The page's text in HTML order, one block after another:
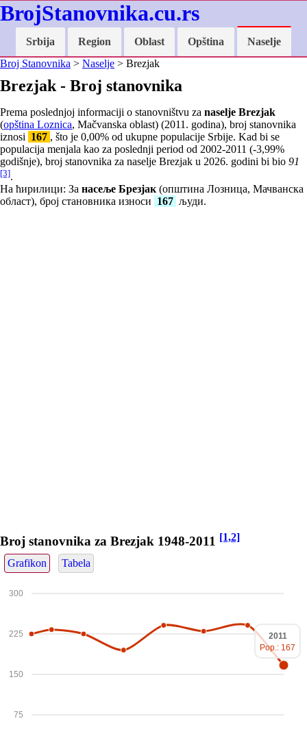
BrojStanovnika.cu.rs
Srbija Region Oblast Opština
Naselje
Broj Stanovnika > Naselje > Brezjak
Brezjak - Broj stanovnika
Prema poslednjoj informaciji o stanovništvu za naselje Brezjak
(opština Loznica, Mačvanska oblast) (2011. godina), broj stanovnika
iznosi 167 , što je 0,00% od ukupne populacije Srbije. Kad bi se
populacija menjala kao za poslednji period od 2002-2011 (-3,99%
godišnje), broj stanovnika za naselje Brezjak u 2026. godini bi bio 91
[3].
На ћирилици: За насеље Брезјак (општина Лозница, Мачванска
област), број становника износи 167 људи.
Broj stanovnika za Brezjak 1948-2011 [1,2]
Grafikon Tabela
75
150
225
300
2011
Pop.: 167